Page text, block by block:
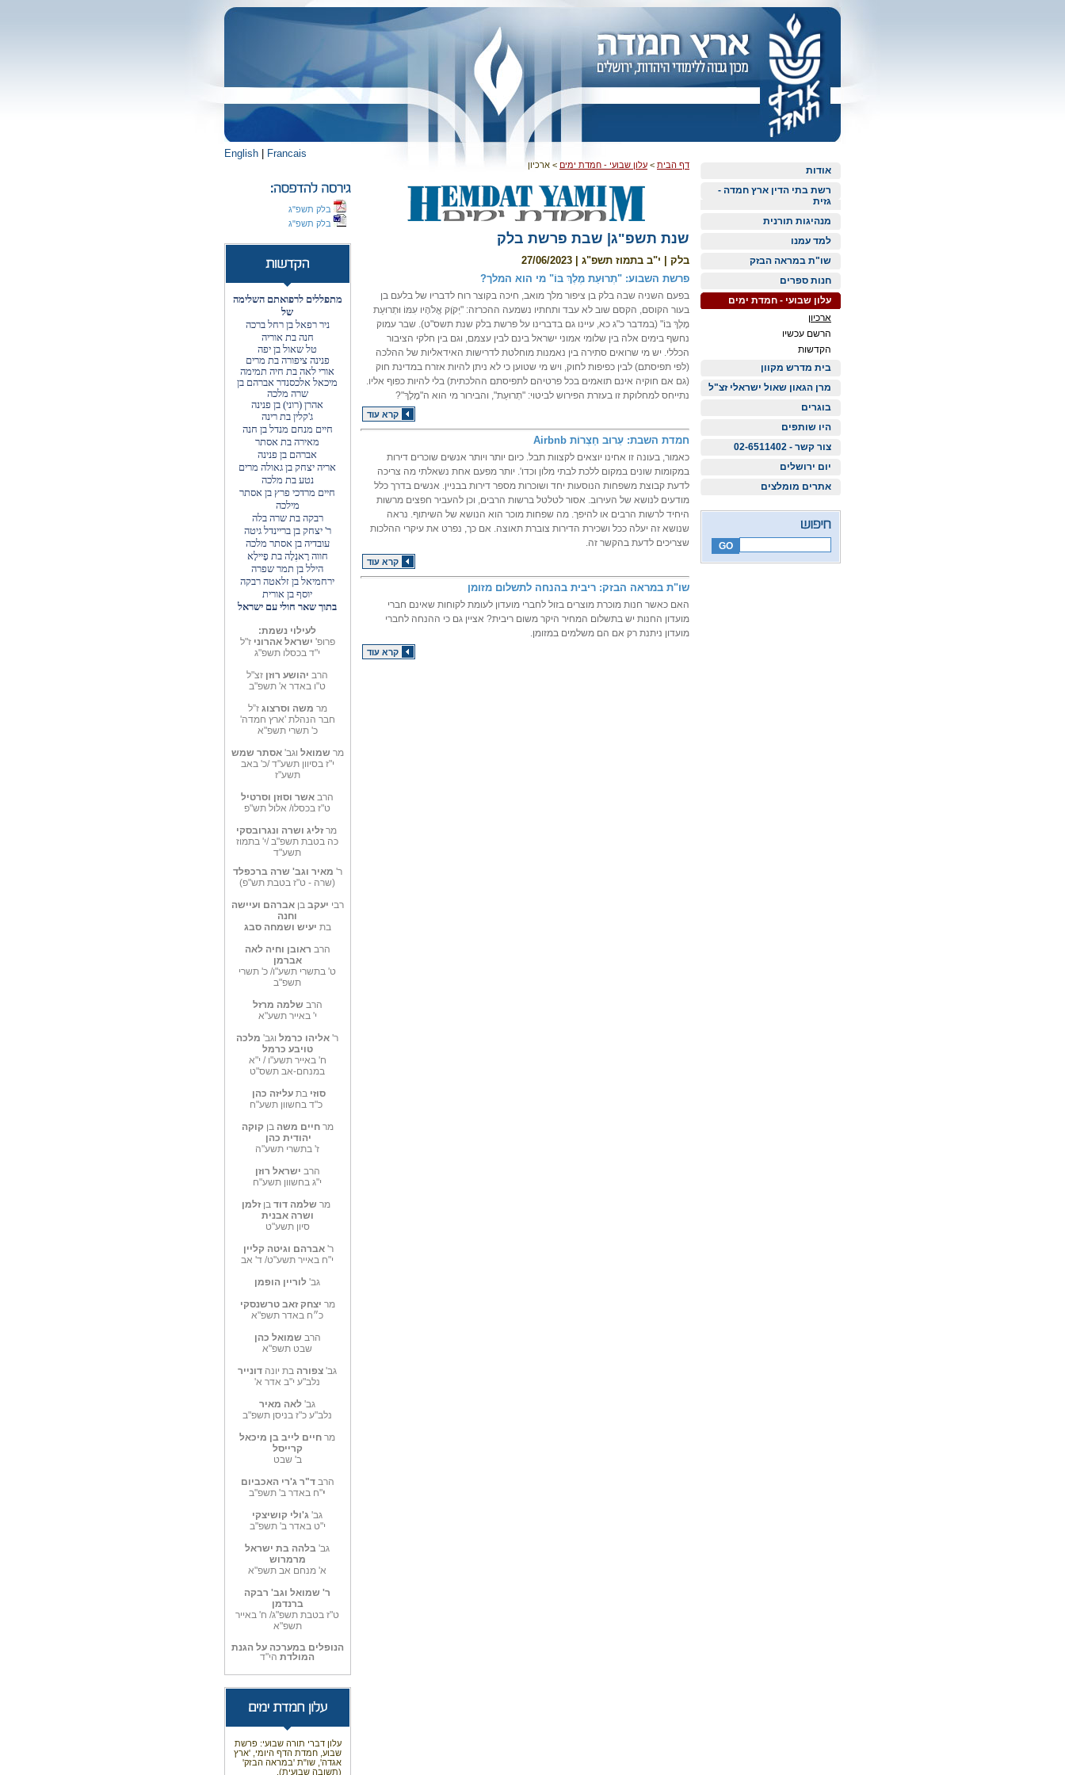
English Francais
אודות
רשת בתי הדין ארץ חמדה -
גזית
מנהיגות תורנית
למד עמנו
שו"ת במראה הבזק
חנות ספרים
עלון שבועי - חמדת ימים
ארכיון
הרשם עכשיו
הקדשות
בית מדרש מקוון
מרן הגאון שאול ישראלי זצ"ל
בוגרים
היו שותפים
צור קשר - 02-6511402
יום ירושלים
אתרים מומלצים
דף הבית > עלון שבועי - חמדת ימים > ארכיון
שנת תשפ"ג| שבת פרשת בלק
בלק | י"ב בתמוז תשפ"ג | 27/06/2023
פרשת השבוע: "תְרוּעַת מֶלֶךְ בּוֹ" מי הוא המלך?
בפעם השניה שבה בלק בן ציפור מלך מואב, חיכה בקוצר רוח לדבריו של בלעם בן
בעור הקוסם, הקסם שוב לא עבד ותחתיו נשמעה ההכרזה: "יְקֹוָק אֱלֹהָיו עִמּוֹ וּתְרוּעַת
מֶלֶךְ בּוֹ" (במדבר כ"ג כא, עיינו גם בדברינו על פרשת בלק שנת תשס"ט). שבר עמוק
נחשף בימים אלה בין שלומי אמוני ישראל בינם לבין עצמם, וגם בין חלקי הציבור
הכללי. יש מי שרואים סתירה בין נאמנות מוחלטת לדרישות האידאליות של ההלכה
(לפי תפיסתם) לבין כפיפות לחוק, ויש מי שטוען כי לא ניתן להיות אזרח במדינת חוק
(גם אם חוקיה אינם תואמים בכל פרטיהם לתפיסתם ההלכתית) בלי להיות כפוף אליו.
נתייחס למחלוקת זו בעזרת הפירוש לביטוי: "תְרוּעַת", והבירור מי הוא ה"מֶלֶךְ"?
קרא עוד
חמדת השבת: עֵרוּב חַצְרוֹת Airbnb
כאמור, בעונה זו אחינו יוצאים לקצוות תבל. כיום יותר ויותר אנשים שוכרים דירות
במקומות שונים במקום ללכת לבתי מלון וכדו'. יותר מפעם אחת נשאלתי מה צריכה
לדעת קבוצת משפחות הנוסעות יחד ושוכרות מספר דירות בבניין. אנשים בדרך כלל
מודעים לנושא של העירוב. אסור לטלטל ברשות הרבים, וכן להעביר חפצים מרשות
היחיד לרשות הרבים או להיפך. מה שפחות מוכר הוא הנושא של השיתוף. נראה
שנושא זה יעלה ככל ושכירת הדירות צוברת תאוצה. אם כך, נפרט את עיקרי ההלכות
שצריכים לדעת בהקשר זה.
קרא עוד
שו"ת במראה הבזק: ריבית בהנחה לתשלום מזומן
האם כאשר חנות מוכרת מוצרים בזול לחברי מועדון לעומת לקוחות שאינם חברי
מועדון החנות יש בתשלום המחיר היקר משום ריבית? אציין גם כי ההנחה לחברי
מועדון ניתנת רק אם הם משלמים במזומן.
קרא עוד
בלק תשפ"ג
בלק תשפ"ג
מתפללים לרפואתם השלימה
של
ניר רפאל בן רחל ברכה
חנה בת אוריה
טל שאול בן יפה
פנינה ציפורה בת מרים
אורי לאה בת חיה תמימה
מיכאל אלכסנדר אברהם בן
שרה מלכה
אהרן (רוני) בן פנינה
ג'קלין בת רינה
חיים מנחם מנדל בן חנה
מאירה בת אסתר
אברהם בן פנינה
אריה יצחק בן גאולה מרים
נטע בת מלכה
חיים מרדכי פרץ בן אסתר
מילכה
רבקה בת שרה בלה
ר' יצחק בן בריינדל גיטה
עובדיה בן אסתר מלכה
חווה רָאנְלָה בת פָיילָא
הילל בן תמר שפרה
ירחמיאל בן זלאטה רבקה
יוסף בן אורית
בתוך שאר חולי עם ישראל
לעילוי נשמת:
פרופ' ישראל אהרוני ז"ל
י"ד בכסלו תשפ"ג
הרב יהושע רוזן זצ"ל
ט"ו באדר א' תשפ"ב
מר משה וסרצוג ז”ל
חבר הנהלת 'ארץ חמדה'
כ' תשרי תשפ"א
מר שמואל וגב'אסתר שמש
י"ז בסיוון תשע"ד /כ' באב
תשע"ז
הרב אשר וסוזן וסרטיל
ט"ז בכסלו/ אלול תש"פ
מרזליג ושרה ונגרובסקי
כה בטבת תשפ"ב /י' בתמוז
תשע"ד
ר' מאיר וגב' שרה ברכפלד
(שרה - ט"ז בטבת תש"פ)
רבי יעקבבןאברהם ועיישה
וחנה
בת יעיש ושמחה סבג
הרב ראובן וחיה לאה
אברמן
ט' בתשרי תשע"ו/ כ' תשרי
תשפ"ב
הרב שלמה מרזל
י' באייר תשע"א
ר' אליהו כרמל וגב' מלכה
טויבע כרמל
ח' באייר תשע"ו / י"א
במנחם-אב תשס"ט
סוזי בתעליזה כהן
כ"ד בחשוון תשע"ח
מרחיים משה בן קוקה
יהודית כהן
ז' בתשרי תשע"ה
הרב ישראל רוזן
י"ג בחשוון תשע"ח
מר שלמה דוד בן זלמן
ושרה אבנית
סיון תשע"ט
ר' אברהם וגיטה קליין
י"ח באייר תשע"ט/ ד' אב
גב' לוריין הופמן
מר יצחק זאב טרשנסקי
כ״ח באדר תשפ"א
הרב שמואל כהן
שבט תשפ"א
גב' צפורה בת יונה דונייר
נלב"ע י"ב אדר א'
גב' לאה מאיר
נלב"ע כ"ז בניסן תשפ"ב
מר חיים לייב בן מיכאל
קרייסל
ב' שבט
הרב ד"ר ג'רי האכביום
י"ח באדר ב' תשפ"ב
גב' ג'ולי קושיצקי
י"ט באדר ב' תשפ"ב
גב' בלהה בת ישראל
מרמרוש
א' מנחם אב תשפ"א
ר' שמואל וגב' רבקה
ברנדמן
ט"ז בטבת תשפ"ג/ ח' באייר
תשפ"א
הנופלים במערכה על הגנת
המולדת הי"ד
עלון דברי תורה שבועי: פרשת
שבוע, חמדת הדף היומי, 'ארץ
אגדה', שו"ת 'במראה הבזק'
(תשובה שבועית).